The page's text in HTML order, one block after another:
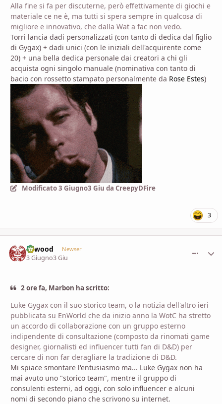
Alla fine si fa per discuterne, però effettivamente di giochi e
materiale ce ne è, ma tutti si spera sempre in qualcosa di
migliore e innovativo, che dalla Wat a fac non vedo.
Torri lancia dadi personalizzati (con tanto di dedica dal figlio
di Gygax) + dadi unici (con le iniziali dell'acquirente come
20) + una bella dedica personale dai creatori a chi gli
acquista ogni singolo manuale (nominativa con tanto di
bacio con rossetto stampato personalmente da Rose Estes)
Modificato3 Giugno3 Giu da CreepyDFire
3
firwood Newser
3 Giugno3 Giu
2 ore fa, Marbon ha scritto:
Luke Gygax con il suo storico team, o la notizia dell'altro ieri
pubblicata su EnWorld che da inizio anno la WotC ha stretto
un accordo di collaborazione con un gruppo esterno
indipendente di consultazione (composto da rinomati game
designer, giornalisti ed influencer tutti fan di D&D) per
cercare di non far deragliare la tradizione di D&D.
Mi spiace smontare l'entusiasmo ma... Luke Gygax non ha
mai avuto uno "storico team", mentre il gruppo di
consulenti esterni, ad oggi, con solo influencer e alcuni
nomi di secondo piano che scrivono su internet.